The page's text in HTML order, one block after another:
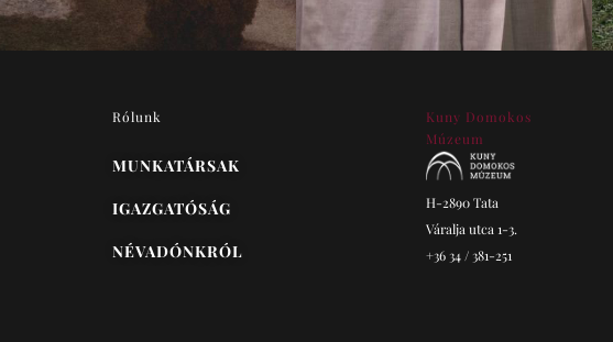
Rólunk
MUNKATÁRSAK
IGAZGATÓSÁG
NÉVADÓNKRÓL
Kuny Domokos
Múzeum
H-2890 Tata
Váralja utca 1-3.
+36 34 / 381-251